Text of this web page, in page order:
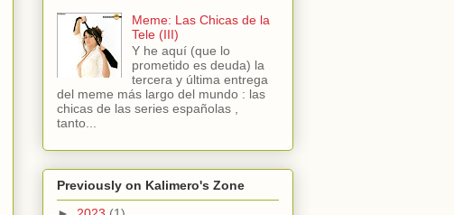
Meme: Las Chicas de la
Tele (III)
Y he aquí (que lo
prometido es deuda) la
tercera y última entrega
del meme más largo del mundo : las
chicas de las series españolas ,
tanto...
Previously on Kalimero's Zone